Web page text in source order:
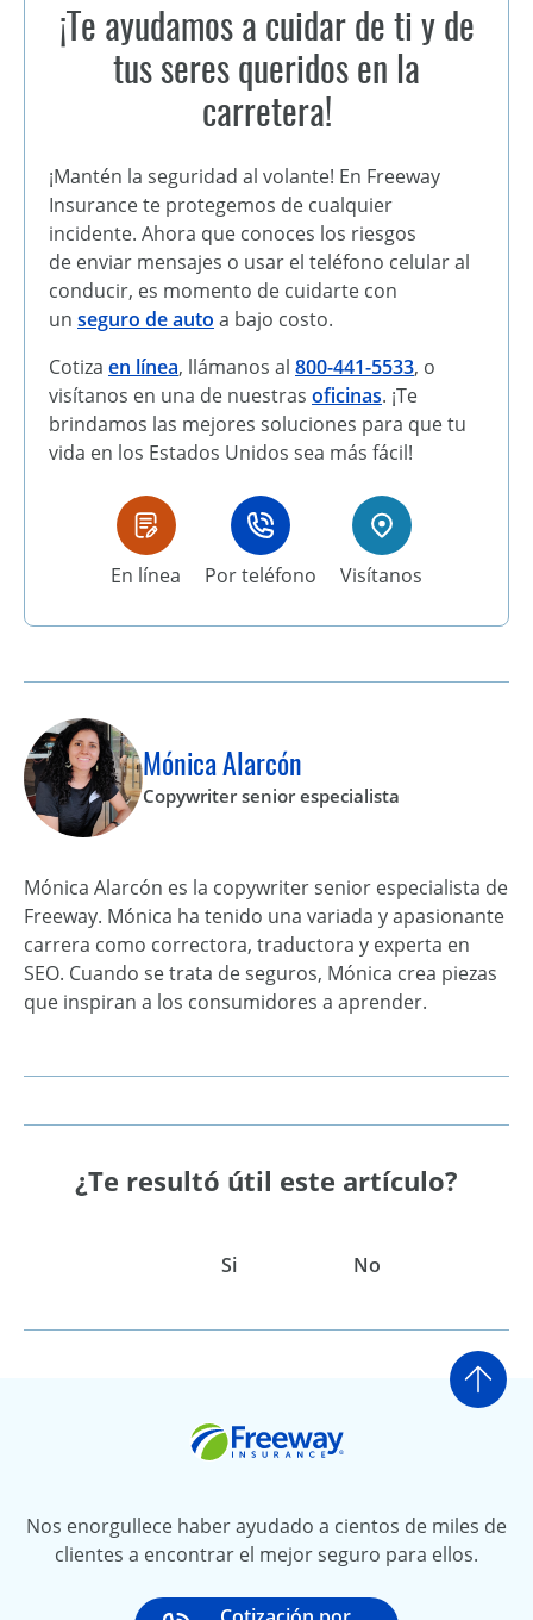
¡Te ayudamos a cuidar de ti y de
tus seres queridos en la
carretera!
¡Mantén la seguridad al volante! En Freeway
Insurance te protegemos de cualquier
incidente. Ahora que conoces los riesgos
de enviar mensajes o usar el teléfono celular al
conducir, es momento de cuidarte con
un seguro de auto a bajo costo.
Cotiza en línea, llámanos al 800-441-5533, o
visítanos en una de nuestras oficinas. ¡Te
brindamos las mejores soluciones para que tu
vida en los Estados Unidos sea más fácil!
En línea Por teléfono Visítanos
Mónica Alarcón
Copywriter senior especialista
Mónica Alarcón es la copywriter senior especialista de
Freeway. Mónica ha tenido una variada y apasionante
carrera como correctora, traductora y experta en
SEO. Cuando se trata de seguros, Mónica crea piezas
que inspiran a los consumidores a aprender.
¿Te resultó útil este artículo?
Si No
Ir
Nos enorgullece haber ayudado a cientos de miles de
clientes a encontrar el mejor seguro para ellos.